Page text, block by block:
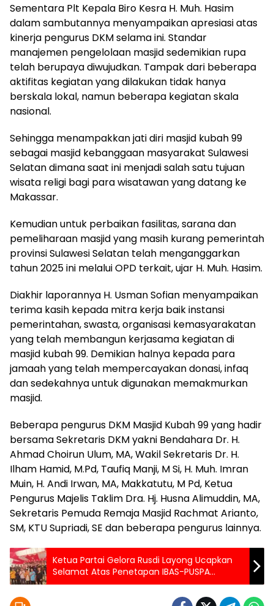
Sementara Plt Kepala Biro Kesra H. Muh. Hasim
dalam sambutannya menyampaikan apresiasi atas
kinerja pengurus DKM selama ini. Standar
manajemen pengelolaan masjid sedemikian rupa
telah berupaya diwujudkan. Tampak dari beberapa
aktifitas kegiatan yang dilakukan tidak hanya
berskala lokal, namun beberapa kegiatan skala
nasional.
Sehingga menampakkan jati diri masjid kubah 99
sebagai masjid kebanggaan masyarakat Sulawesi
Selatan dimana saat ini menjadi salah satu tujuan
wisata religi bagi para wisatawan yang datang ke
Makassar.
Kemudian untuk perbaikan fasilitas, sarana dan
pemeliharaan masjid yang masih kurang pemerintah
provinsi Sulawesi Selatan telah menganggarkan
tahun 2025 ini melalui OPD terkait, ujar H. Muh. Hasim.
Diakhir laporannya H. Usman Sofian menyampaikan
terima kasih kepada mitra kerja baik instansi
pemerintahan, swasta, organisasi kemasyarakatan
yang telah membangun kerjasama kegiatan di
masjid kubah 99. Demikian halnya kepada para
jamaah yang telah mempercayakan donasi, infaq
dan sedekahnya untuk digunakan memakmurkan
masjid.
Beberapa pengurus DKM Masjid Kubah 99 yang hadir
bersama Sekretaris DKM yakni Bendahara Dr. H.
Ahmad Choirun Ulum, MA, Wakil Sekretaris Dr. H.
Ilham Hamid, M.Pd, Taufiq Manji, M Si, H. Muh. Imran
Muin, H. Andi Irwan, MA, Makkatutu, M Pd, Ketua
Pengurus Majelis Taklim Dra. Hj. Husna Alimuddin, MA,
Sekretaris Pemuda Remaja Masjid Rachmat Arianto,
SM, KTU Supriadi, SE dan beberapa pengurus lainnya.
Ketua Partai Gelora Rusdi Layong Ucapkan
Selamat Atas Penetapan IBAS-PUSPA
Sebagai Bupati dan Wakil Bupati Lutim